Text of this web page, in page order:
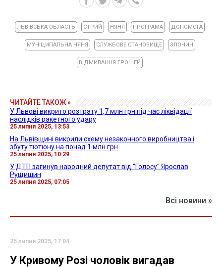
ЛЬВІВСЬКА ОБЛАСТЬ СТРИЙ НЯНЯ ПРОГРАМА ДОПОМОГА
МУНІЦИПАЛЬНА НЯНЯ СЛУЖБОВЕ СТАНОВИЩЕ ЗЛОЧИН
ВІДМИВАННЯ ГРОШЕЙ
ЧИТАЙТЕ ТАКОЖ »
У Львові викрито розтрату 1,7 млн грн під час ліквідації
наслідків ракетного удару
25 липня 2025, 13:53
На Львівщині викрили схему незаконного виробництва і
збуту тютюну на понад 1 млн грн
25 липня 2025, 10:29
У ДТП загинув народний депутат від "Голосу" Ярослав
Рущишин
25 липня 2025, 07:05
Всі новини »
25 липня 2025, 17:04
У Кривому Розі чоловік вигадав